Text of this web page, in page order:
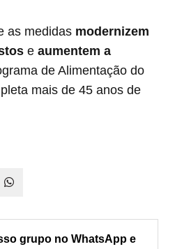
as medidas modernizem
e aumentem a
de Alimentação do
mais de 45 anos de
grupo no WhatsApp e